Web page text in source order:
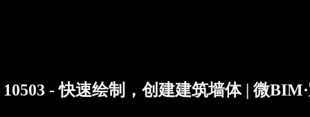
10503 - 快速绘制，创建建筑墙体 | 微